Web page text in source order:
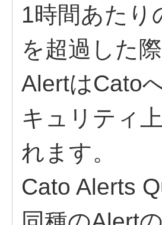
1時間あたり
を超過した
AlertはCato
キュリティ
れます。
Cato Alerts